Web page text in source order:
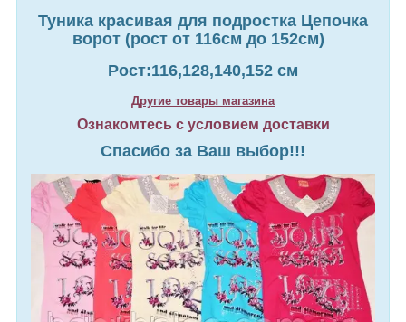
Туника красивая для подростка Цепочка
ворот (рост от 116см до 152см)
Рост:116,128,140,152 см
Другие товары магазина
Ознакомтесь с условием доставки
Спасибо за Ваш выбор!!!